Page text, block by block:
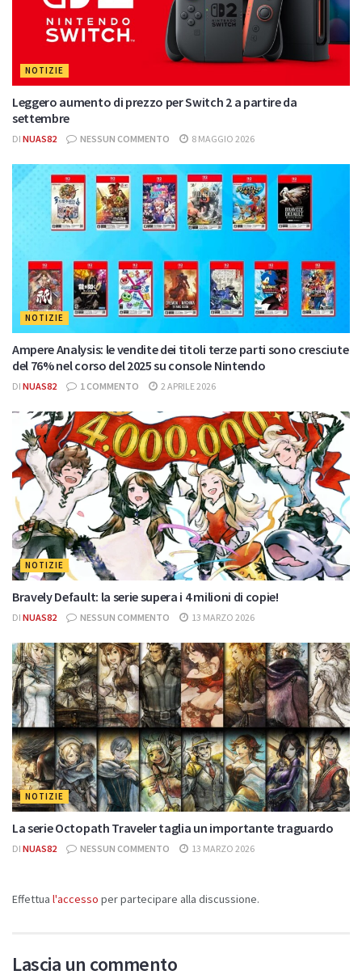
NOTIZIE
Leggero aumento di prezzo per Switch 2 a partire da
settembre
DI NUAS82 NESSUN COMMENTO 8 MAGGIO 2026
NOTIZIE
Ampere Analysis: le vendite dei titoli terze parti sono cresciute
del 76% nel corso del 2025 su console Nintendo
DI NUAS82 1 COMMENTO 2 APRILE 2026
NOTIZIE
Bravely Default: la serie supera i 4 milioni di copie!
DI NUAS82 NESSUN COMMENTO 13 MARZO 2026
NOTIZIE
La serie Octopath Traveler taglia un importante traguardo
DI NUAS82 NESSUN COMMENTO 13 MARZO 2026
Effettua l'accesso per partecipare alla discussione.
Lascia un commento